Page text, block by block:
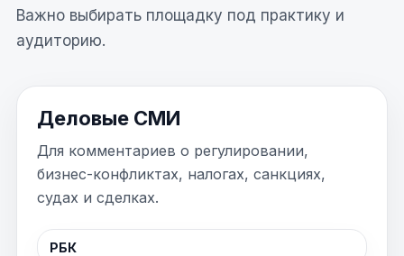
Важно выбирать площадку под практику и
аудиторию.
Деловые СМИ
Для комментариев о регулировании,
бизнес-конфликтах, налогах, санкциях,
судах и сделках.
РБК